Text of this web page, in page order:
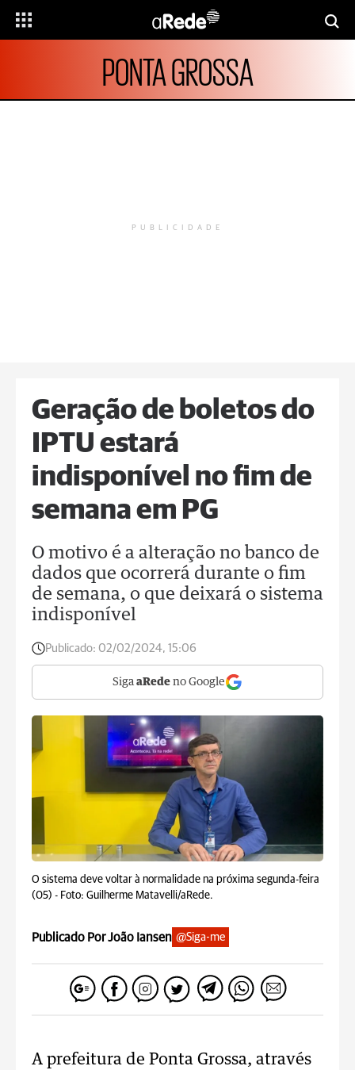
PONTA GROSSA
PUBLICIDADE
Geração de boletos do
IPTU estará
indisponível no fim de
semana em PG
O motivo é a alteração no banco de
dados que ocorrerá durante o fim
de semana, o que deixará o sistema
indisponível
Publicado: 02/02/2024, 15:06
Siga aRede no Google
O sistema deve voltar à normalidade na próxima segunda-feira
(05) - Foto: Guilherme Matavelli/aRede.
Publicado Por João Iansen @Siga-me
A prefeitura de Ponta Grossa, através